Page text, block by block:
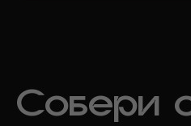
Собери